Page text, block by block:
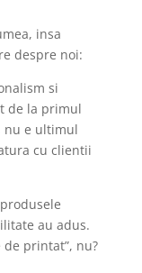
insa
despre noi:
si
de la primul
nu e ultimul
cu clientii
au adus.
printat”, nu?